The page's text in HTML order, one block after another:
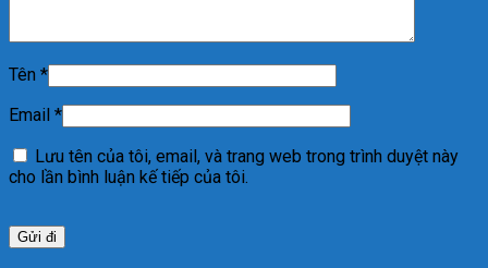
Tên *
Email *
Lưu tên của tôi, email, và trang web trong trình duyệt này
cho lần bình luận kế tiếp của tôi.